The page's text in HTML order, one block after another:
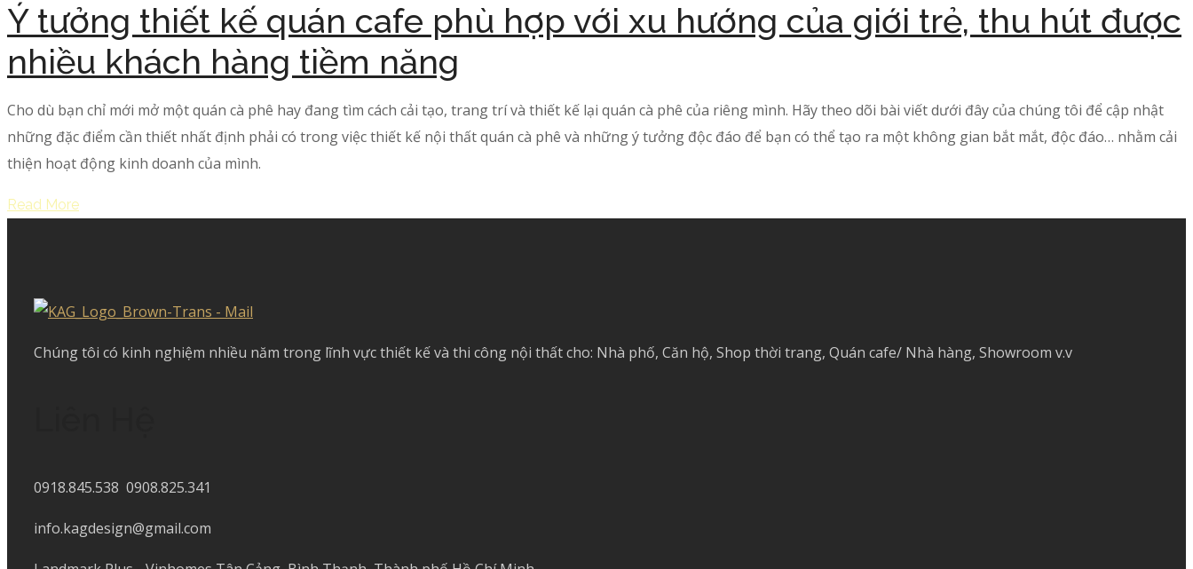
Ý tưởng thiết kế quán cafe phù hợp với xu hướng của giới trẻ, thu hút được
nhiều khách hàng tiềm năng
Cho dù bạn chỉ mới mở một quán cà phê hay đang tìm cách cải tạo, trang trí và thiết kế lại quán cà phê của riêng mình. Hãy theo dõi bài viết dưới đây của chúng tôi để cập nhật
những đặc điểm cần thiết nhất định phải có trong việc thiết kế nội thất quán cà phê và những ý tưởng độc đáo để bạn có thể tạo ra một không gian bắt mắt, độc đáo… nhằm cải
thiện hoạt động kinh doanh của mình.
Read More
Chúng tôi có kinh nghiệm nhiều năm trong lĩnh vực thiết kế và thi công nội thất cho: Nhà phố, Căn hộ, Shop thời trang, Quán cafe/ Nhà hàng, Showroom v.v
0918.845.538 0908.825.341
info.kagdesign@gmail.com